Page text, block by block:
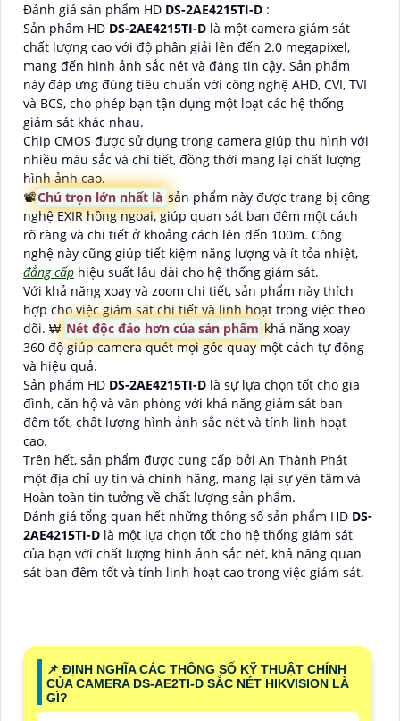
Đánh giá sản phẩm HD DS-2AE4215TI-D :
Sản phẩm HD DS-2AE4215TI-D là một camera giám sát
chất lượng cao với độ phân giải lên đến 2.0 megapixel,
mang đến hình ảnh sắc nét và đáng tin cậy. Sản phẩm
này đáp ứng đúng tiêu chuẩn với công nghệ AHD, CVI, TVI
và BCS, cho phép bạn tận dụng một loạt các hệ thống
giám sát khác nhau.
Chip CMOS được sử dụng trong camera giúp thu hình với
nhiều màu sắc và chi tiết, đồng thời mang lại chất lượng
hình ảnh cao.
📽Chú trọn lớn nhất là sản phẩm này được trang bị công
nghệ EXIR hồng ngoại, giúp quan sát ban đêm một cách
rõ ràng và chi tiết ở khoảng cách lên đến 100m. Công
nghệ này cũng giúp tiết kiệm năng lượng và ít tỏa nhiệt,
đẳng cấp hiệu suất lâu dài cho hệ thống giám sát.
Với khả năng xoay và zoom chi tiết, sản phẩm này thích
hợp cho việc giám sát chi tiết và linh hoạt trong việc theo
dõi. ₩ Nét độc đáo hơn của sản phẩm khả năng xoay
360 độ giúp camera quét mọi góc quay một cách tự động
và hiệu quả.
Sản phẩm HD DS-2AE4215TI-D là sự lựa chọn tốt cho gia
đình, căn hộ và văn phòng với khả năng giám sát ban
đêm tốt, chất lượng hình ảnh sắc nét và tính linh hoạt
cao.
Trên hết, sản phẩm được cung cấp bởi An Thành Phát
một địa chỉ uy tín và chính hãng, mang lại sự yên tâm và
Hoàn toàn tin tưởng về chất lượng sản phẩm.
Đánh giá tổng quan hết những thông số sản phẩm HD DS-
2AE4215TI-D là một lựa chọn tốt cho hệ thống giám sát
của bạn với chất lượng hình ảnh sắc nét, khả năng quan
sát ban đêm tốt và tính linh hoạt cao trong việc giám sát.
📌 ĐỊNH NGHĨA CÁC THÔNG SỐ KỸ THUẬT CHÍNH
CỦA CAMERA DS-AE2TI-D SẮC NÉT HIKVISION LÀ
GÌ?